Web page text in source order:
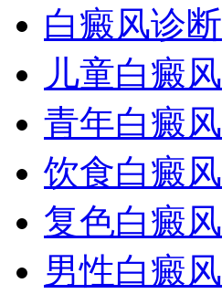
白癜风诊断
儿童白癜风
青年白癜风
饮食白癜风
复色白癜风
男性白癜风